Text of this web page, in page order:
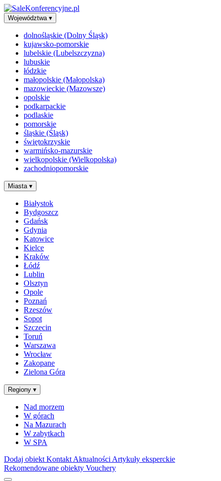
Województwa ▾
dolnośląskie (Dolny Śląsk)
kujawsko-pomorskie
lubelskie (Lubelszczyzna)
lubuskie
łódzkie
małopolskie (Małopolska)
mazowieckie (Mazowsze)
opolskie
podkarpackie
podlaskie
pomorskie
śląskie (Śląsk)
świętokrzyskie
warmińsko-mazurskie
wielkopolskie (Wielkopolska)
zachodniopomorskie
Miasta ▾
Białystok
Bydgoszcz
Gdańsk
Gdynia
Katowice
Kielce
Kraków
Łódź
Lublin
Olsztyn
Opole
Poznań
Rzeszów
Sopot
Szczecin
Toruń
Warszawa
Wrocław
Zakopane
Zielona Góra
Regiony ▾
Nad morzem
W górach
Na Mazurach
W zabytkach
W SPA
Dodaj obiekt Kontakt Aktualności Artykuły eksperckie
Rekomendowane obiekty Vouchery